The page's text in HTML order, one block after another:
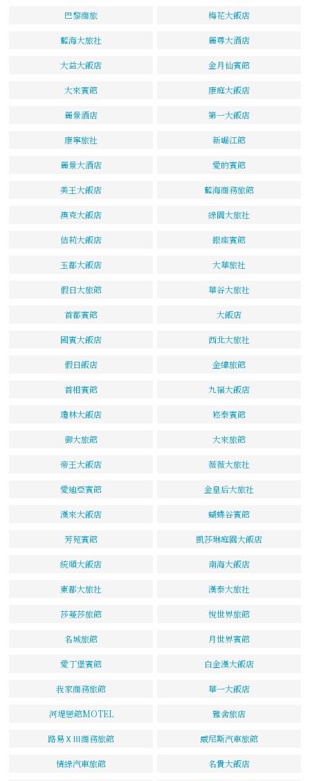
巴黎商旅 梅花大飯店
藍海大旅社 麗尊大酒店
大益大飯店 金月仙賓館
大來賓館 康庭大飯店
麗景酒店 第一大飯店
康寧旅社 新崛江館
麗景大酒店 愛的賓館
美王大飯店 藍海商務旅館
澳克大飯店 綠園大旅社
佶莉大飯店 銀座賓館
玉都大飯店 大華旅社
假日大旅館 華谷大旅社
首都賓館 大飯店
國賓大飯店 西北大旅社
假日飯店 金緯旅館
首相賓館 九福大飯店
瓊林大飯店 崧泰賓館
御大旅館 大來旅館
帝王大飯店 薇薇大旅社
愛迪亞賓館 金皇后大旅社
漢來大飯店 蝴蝶谷賓館
芳苑賓館 凱莎琳庭園大飯店
統順大飯店 南海大飯店
東都大旅社 漢泰大旅社
莎蔓莎旅館 悅世界旅館
名城旅館 月世界賓館
愛丁堡賓館 白金漢大飯店
我家商務旅館 華一大飯店
河堤戀館MOTEL 雅舍旅店
路易ⅩⅢ商務旅館 威尼斯汽車旅館
情綠汽車旅館 名貴大飯店